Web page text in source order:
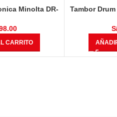
Minolta DR-
100,000 Páginas
CARRITO
Tambor
Negro